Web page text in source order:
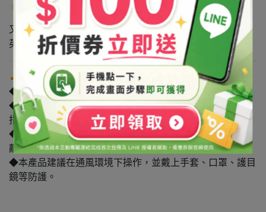
產品說明
又名：山梨醇
英文：D-Sorbitol Solution
注意事項
◆禁止用於食品。
◆原物料可能受各類因素影響導致廠牌/產地的變動。如有
指定廠牌/產地者，請洽詢客服詢問確認。
◆請避光保存於陰涼處，保持瓶蓋/袋口確實關緊，並請遠
離火源，避免孩童拿取。
◆本產品建議在通風環境下操作，並戴上手套、口罩、護目
鏡等防護。